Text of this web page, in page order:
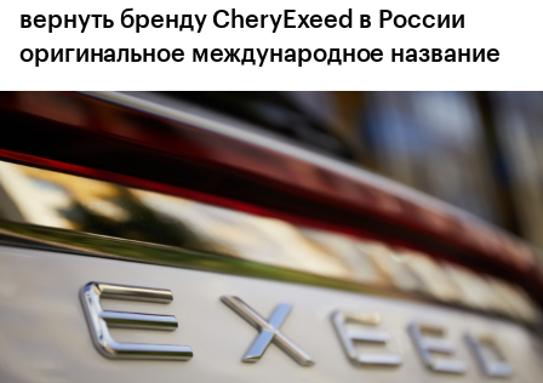
вернуть бренду CheryExeed в России
оригинальное международное название